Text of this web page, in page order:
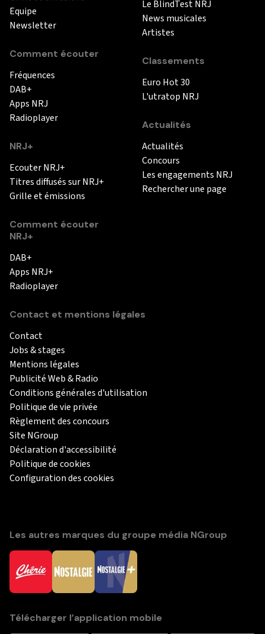
Equipe
Newsletter
Comment écouter
Fréquences
DAB+
Apps NRJ
Radioplayer
NRJ+
Ecouter NRJ+
Titres diffusés sur NRJ+
Grille et émissions
Comment écouter
NRJ+
DAB+
Apps NRJ+
Radioplayer
Le BlindTest NRJ
News musicales
Artistes
Classements
Euro Hot 30
L'utratop NRJ
Actualités
Actualités
Concours
Les engagements NRJ
Rechercher une page
Contact et mentions légales
Contact
Jobs & stages
Mentions légales
Publicité Web & Radio
Conditions générales d'utilisation
Politique de vie privée
Règlement des concours
Site NGroup
Déclaration d'accessibilité
Politique de cookies
Configuration des cookies
Les autres marques du groupe média NGroup
Télécharger l’application mobile